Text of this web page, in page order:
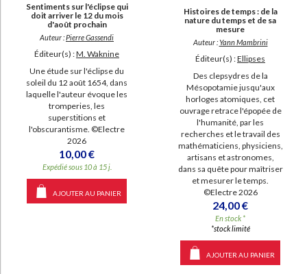
Sentiments sur l'éclipse qui
doit arriver le 12 du mois
d'août prochain
Auteur :Pierre Gassendi
Éditeur(s) :M. Waknine
Une étude sur l'éclipse du
soleil du 12 août 1654, dans
laquelle l'auteur évoque les
tromperies, les
superstitions et
l'obscurantisme. ©Electre
2026
10,00 €
Expédié sous 10 à 15 j.
AJOUTER AU PANIER
Histoires de temps : de la
nature du temps et de sa
mesure
Auteur :Yann Mambrini
Éditeur(s) :Ellipses
Des clepsydres de la
Mésopotamie jusqu'aux
horloges atomiques, cet
ouvrage retrace l'épopée de
l'humanité, par les
recherches et le travail des
mathématiciens, physiciens,
artisans et astronomes,
dans sa quête pour maîtriser
et mesurer le temps.
©Electre 2026
24,00 €
En stock *
*stock limité
AJOUTER AU PANIER